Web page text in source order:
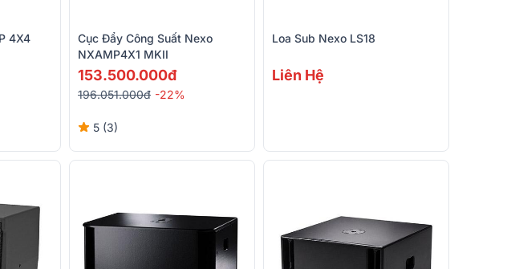
4X4
Cục Đẩy Công Suất Nexo
NXAMP4X1 MKII
153.500.000đ
196.051.000đ -22%
5 (3)
Loa Sub Nexo LS18
Liên Hệ